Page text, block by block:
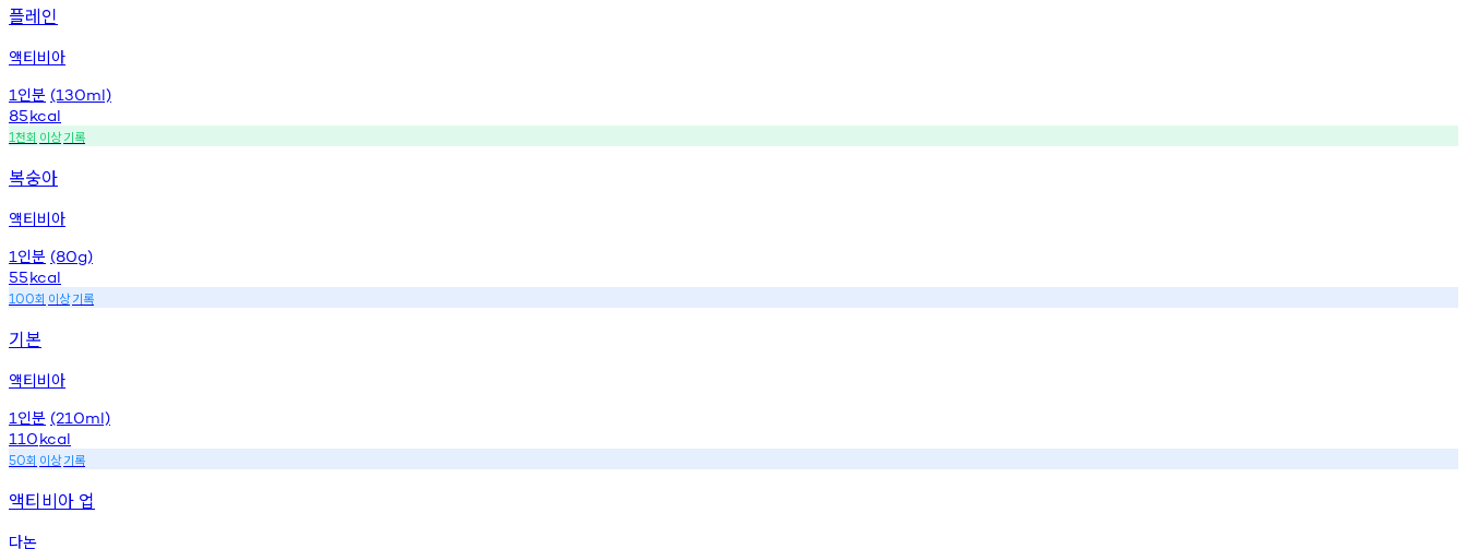
플레인
액티비아
1 인분 (130ml)
85kcal
1천회 이상기록
복숭아
액티비아
1 인분 (80g)
55kcal
100회 이상기록
기본
액티비아
1 인분 (210ml)
110kcal
50회 이상기록
액티비아 업
다논